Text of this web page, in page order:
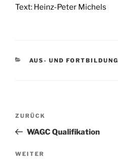
Text: Heinz-Peter Michels
KATEGORIEN
AUS- UND FORTBILDUNG
Beitragsnavigation
Vorheriger
Beitrag
ZURÜCK
WAGC Qualifikation
Nächster
WEITER